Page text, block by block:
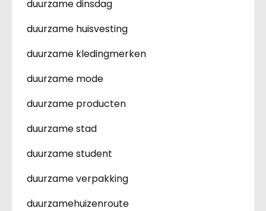
duurzame dinsdag
duurzame huisvesting
duurzame kledingmerken
duurzame mode
duurzame producten
duurzame stad
duurzame student
duurzame verpakking
duurzamehuizenroute